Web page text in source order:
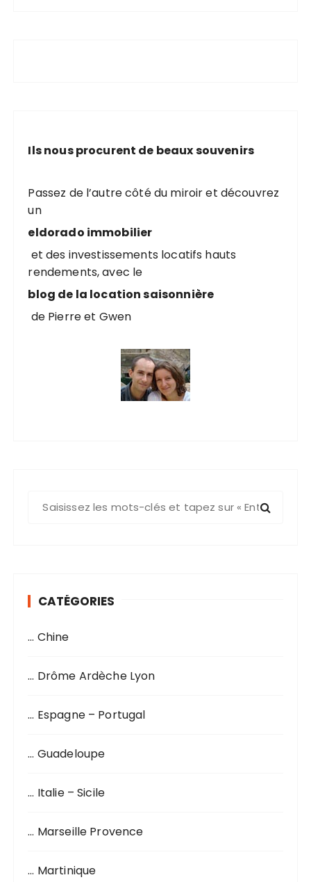
Ils nous procurent de beaux souvenirs
Passez de l’autre côté du miroir et découvrez
un
eldorado immobilier
et des investissements locatifs hauts
rendements, avec le
blog de la location saisonnière
de Pierre et Gwen
e
CATÉGORIES
… Chine
… Drôme Ardèche Lyon
… Espagne – Portugal
… Guadeloupe
… Italie – Sicile
… Marseille Provence
… Martinique